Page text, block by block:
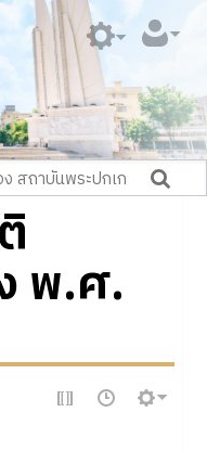
พ.ศ.